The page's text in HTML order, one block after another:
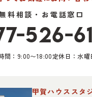
料相談・お電話窓口
526-
間：9:00〜18:00定休日：水曜
甲賀ハウススタ